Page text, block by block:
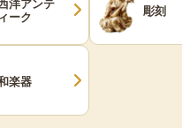
ーク 彫刻
楽器